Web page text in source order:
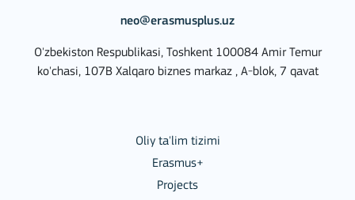
neo@erasmusplus.uz
O'zbekiston Respublikasi, Toshkent 100084 Amir Temur
ko'chasi, 107B Xalqaro biznes markaz , A-blok, 7 qavat
Oliy ta'lim tizimi
Erasmus+
Projects